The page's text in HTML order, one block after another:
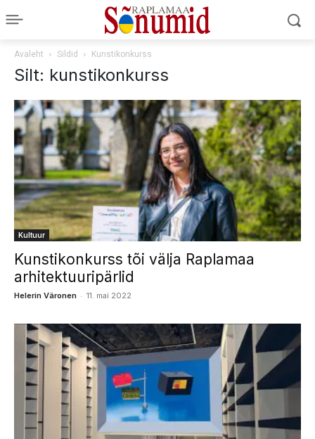
Avaleht Sildid Kunstikonkurss
Silt: kunstikonkurss
Kultuur
Kunstikonkurss tõi välja Raplamaa
arhitektuuripärlid
Helerin Väronen - 11. mai 2022